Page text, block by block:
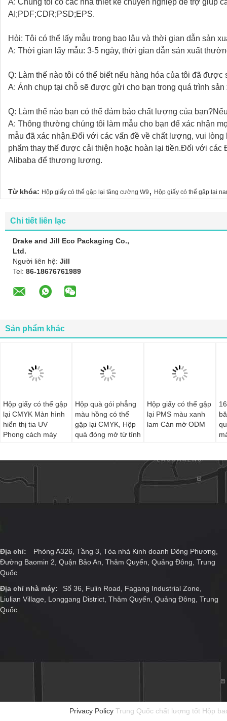
A: Chúng tôi có các nhà thiết kế chuyên nghiệp để trợ giúp
AI;PDF;CDR;PSD;EPS.
Hỏi: Tôi có thể lấy mẫu trong bao lâu và thời gian dẫn sản
A: Thời gian lấy mẫu: 3-5 ngày, thời gian dẫn sản xuất
Q: Làm thế nào tôi có thể biết nếu hàng hóa của tôi đã được
A: Ảnh chụp tại chỗ sẽ được gửi cho bạn trong quá trình
Q: Làm thế nào bạn có thể đảm bảo chất lượng của
A: Thông thường chúng tôi làm mẫu cho bạn để xác nhận
mẫu đã xác nhận.Đối với các vấn đề về chất lượng, vui
phẩm thay thế được cải thiện hoặc hoàn lại tiền.Đối với
Alibaba để thương lượng.
Từ khóa: Hộp giấy có thể gập lại tăng cường W9 , Hộp giấy có thể gập lại
Chi tiết liên lạc
Drake and Jill Eco Packaging Co.,
Ltd.
Người liên hệ: Jill
Tel: 86-18676761989
Sản phẩm khác
Hộp giấy có thể gập
lại CMYK Màn hình
hiển thị tia UV
Phong cách máy
Hộp quà gói phẳng
màu hồng có thể
gập lại CMYK, Hộp
quà đóng mở từ tính
Hộp giấy có thể gập
lại PMS màu xanh
lam Cán mờ ODM
Địa chỉ:
Phòng A326, Tầng 3, Tòa nhà Kinh doanh Đông Phương,
Đường Baomin 2, Quận Bảo An, Thâm Quyến, Quảng Đông, Trung
Quốc
Địa chỉ nhà máy:
Số 36, Fulin Road, Fagang Industrial Zone,
Liulian Village, Longgang District, Thâm Quyến, Quảng Đông, Trung
Quốc
Privacy Policy Trung Quốc chất lượng tốt Hộp